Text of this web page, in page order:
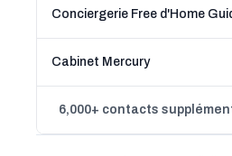
Cabinet Mercury
6,000+ contacts